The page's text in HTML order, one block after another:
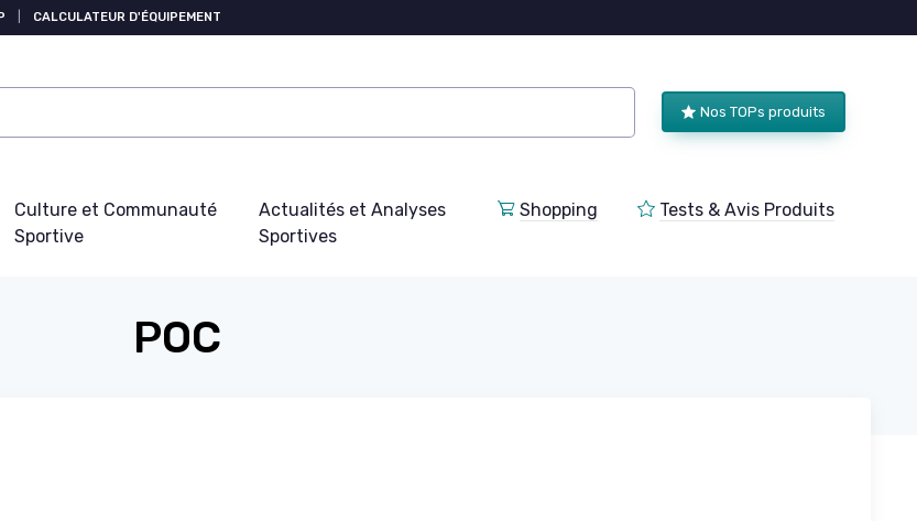
CALCULATEUR D'ÉQUIPEMENT
Nos TOPs produits
Culture et Communauté
Sportive
Actualités et Analyses
Sportives
Shopping Tests & Avis Produits
POC